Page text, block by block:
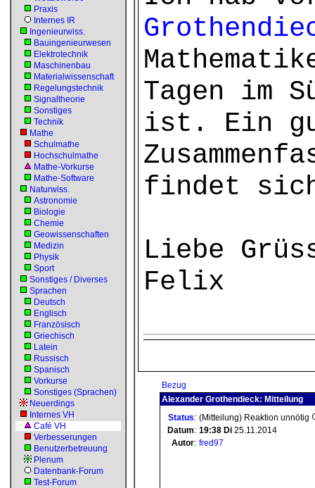
Praxis
Internes IR
Ingenieurwiss.
Bauingenieurwesen
Elektrotechnik
Maschinenbau
Materialwissenschaft
Regelungstechnik
Signaltheorie
Sonstiges
Technik
Mathe
Schulmathe
Hochschulmathe
Mathe-Vorkurse
Mathe-Software
Naturwiss.
Astronomie
Biologie
Chemie
Geowissenschaften
Medizin
Physik
Sport
Sonstiges / Diverses
Sprachen
Deutsch
Englisch
Französisch
Griechisch
Latein
Russisch
Spanisch
Vorkurse
Sonstiges (Sprachen)
Neuerdings
Internes VH
Café VH
Verbesserungen
Benutzerbetreuung
Plenum
Datenbank-Forum
Test-Forum
Tagen im
ist. Ein
findet
Liebe
Felix
Bezug
Alexander Grothendieck: Mitteilung
Status: (Mitteilung) Reaktion unnötig
Datum: 19:38 Di 25.11.2014
Autor: fred97